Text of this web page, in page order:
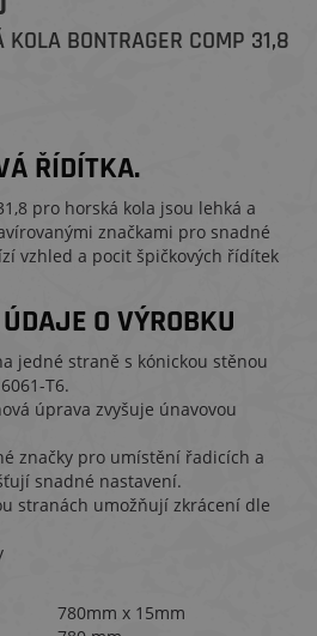
KOLA BONTRAGER COMP 31,8
ŘÍDÍTKA.
pro horská kola jsou lehká a
značkami pro snadné
vzhled a pocit špičkových řídítek
O VÝROBKU
jedné straně s kónickou stěnou
T6.
úprava zvyšuje únavovou
značky pro umístění řadicích a
snadné nastavení.
stranách umožňují zkrácení dle
780mm x 15mm